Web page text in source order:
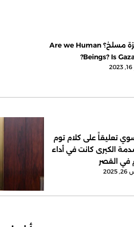
هل نحن بشر؟ هل غزة مسلخ؟ Are we Human
Beings? Is
تعليقاً على كلام توم
الكبرى كانت في أداء
في القصر